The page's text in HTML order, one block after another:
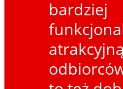
bardziej